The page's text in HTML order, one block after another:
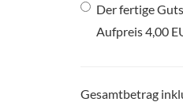
Der fertige
Aufpreis 4,00
Gesamtbetrag